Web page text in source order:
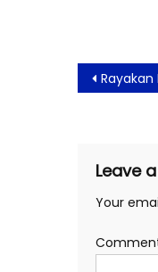
Post
Rayakan Ramadan dengan
Leave
Your